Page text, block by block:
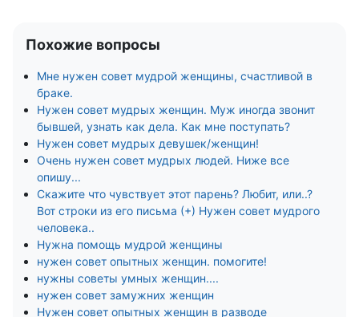
Похожие вопросы
Мне нужен совет мудрой женщины, счастливой в
браке.
Нужен совет мудрых женщин. Муж иногда звонит
бывшей, узнать как дела. Как мне поступать?
Нужен совет мудрых девушек/женщин!
Очень нужен совет мудрых людей. Ниже все
опишу...
Скажите что чувствует этот парень? Любит, или..?
Вот строки из его письма (+) Нужен совет мудрого
человека..
Нужна помощь мудрой женщины
нужен совет опытных женщин. помогите!
нужны советы умных женщин....
нужен совет замужних женщин
Нужен совет опытных женщин в разводе